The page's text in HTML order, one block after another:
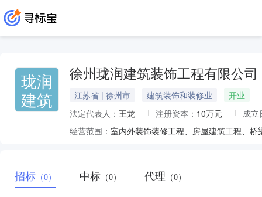
珑润
建筑
徐州珑润建筑装饰工程有限公司
江苏省 | 徐州市 建筑装饰和装修业
开业
法定代表人： 王龙 注册资本： 10万元
成立
经营范围：
招标 （0） 中标 （0） 代理 （0）